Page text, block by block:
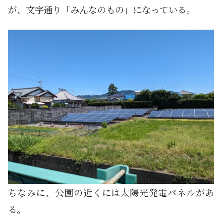
が、文字通り「みんなのもの」になっている。
ちなみに、公園の近くには太陽光発電パネルがあ
る。